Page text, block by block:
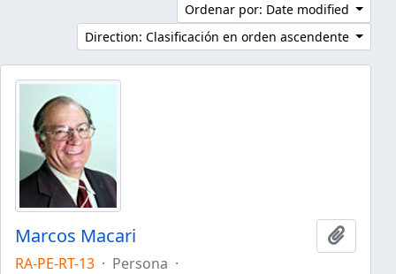
Ordenar por: Date modified
Direction: Clasificación en orden ascendente
Marcos Macari
Añadir
RA-PE-RT-13 · Persona ·